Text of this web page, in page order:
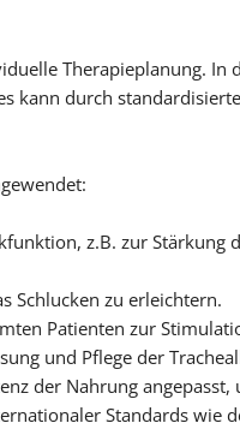
Therapieplanung.
kann durch
z.B. zur
Schlucken zu erleichtern.
Patienten zur
und Pflege der
der Nahrung
Standards wie